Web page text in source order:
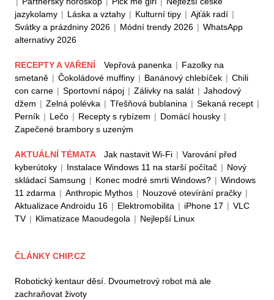
jazykolamy | Láska a vztahy | Kulturní tipy | Ajťák radí |
Svátky a prázdniny 2026 | Módní trendy 2026 | WhatsApp
alternativy 2026
RECEPTY A VAŘENÍ Vepřová panenka | Fazolky na
smetaně | Čokoládové muffiny | Banánový chlebíček | Chili
con carne | Sportovní nápoj | Zálivky na salát | Jahodový
džem | Zelná polévka | Třešňová bublanina | Sekaná recept |
Perník | Lečo | Recepty s rybízem | Domácí housky |
Zapečené brambory s uzeným
AKTUÁLNÍ TÉMATA Jak nastavit Wi-Fi | Varování před
kyberútoky | Instalace Windows 11 na starší počítač | Nový
skládací Samsung | Konec modré smrti Windows? | Windows
11 zdarma | Anthropic Mythos | Nouzové otevírání pračky |
Aktualizace Androidu 16 | Elektromobilita | iPhone 17 | VLC
TV | Klimatizace Maoudegola | Nejlepší Linux
ČLÁNKY CHIP.CZ
Robotický kentaur děsí. Dvoumetrový robot má ale
zachraňovat životy